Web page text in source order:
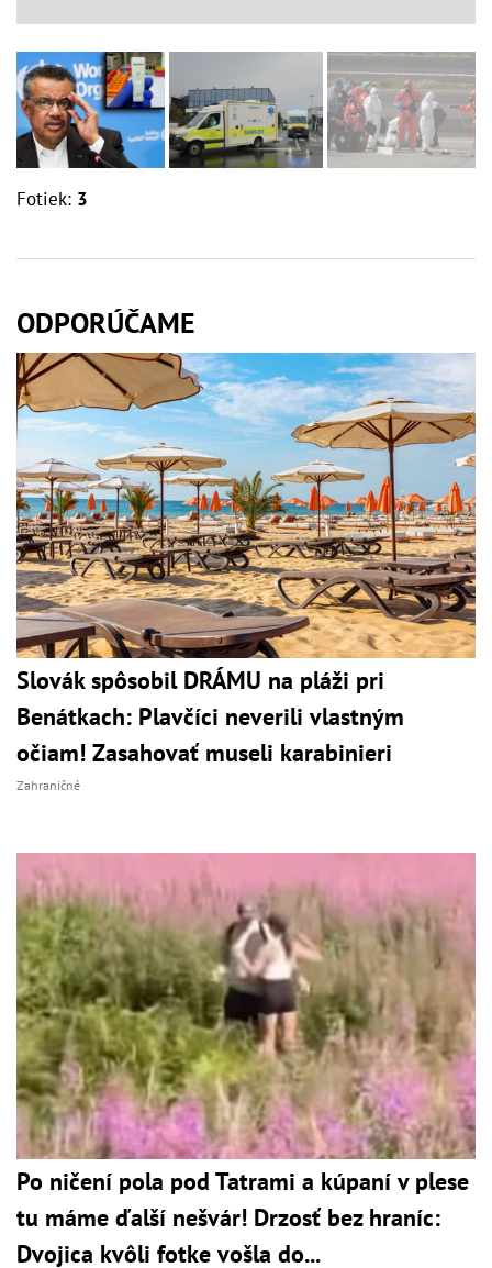
Fotiek: 3
ODPORÚČAME
Slovák spôsobil DRÁMU na pláži pri
Benátkach: Plavčíci neverili vlastným
očiam! Zasahovať museli karabinieri
Zahraničné
Po ničení pola pod Tatrami a kúpaní v plese
tu máme ďalší nešvár! Drzosť bez hraníc:
Dvojica kvôli fotke vošla do...